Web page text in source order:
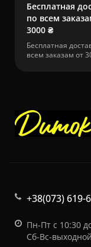
Бесплатная
по всем
3000 ₴
Бесплатная
всем заказам от
+38(073) 619-
Пн-Пт с 10:30
Сб-Вс-выходной